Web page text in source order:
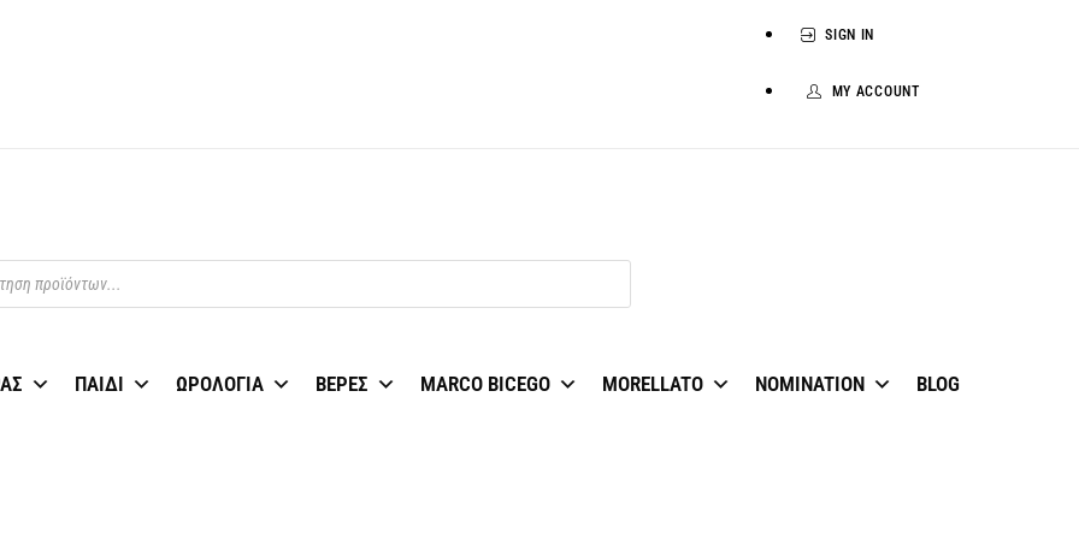
SIGN IN
MY ACCOUNT
ΠΑΙΔΙ ΩΡΟΛΟΓΙΑ ΒΕΡΕΣ MARCO BICEGO MORELLATO NOMINATION BLOG